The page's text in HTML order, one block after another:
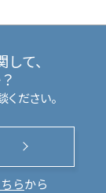
て、
ください。
らから